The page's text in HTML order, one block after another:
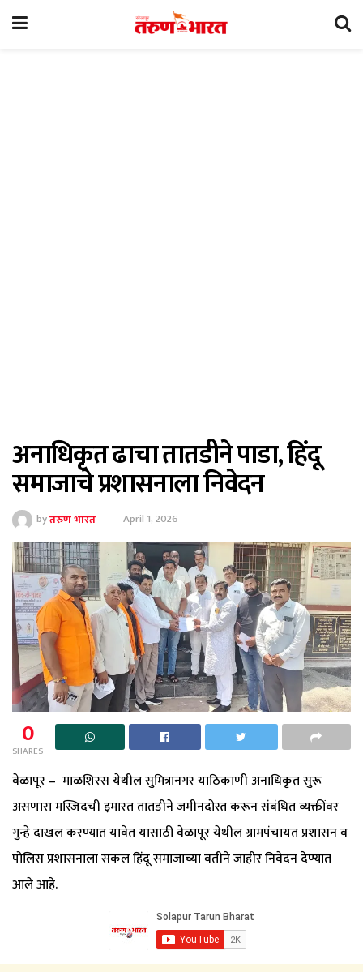
अनाधिकृत ढाचा तातडीने पाडा, हिंदू
समाजाचे प्रशासनाला निवेदन
byतरुण भारत April 1, 2026
0
SHARES
वेळापूर – माळशिरस येथील सुमित्रानगर याठिकाणी अनाधिकृत सुरू
असणारा मस्जिदची इमारत तातडीने जमीनदोस्त करून संबंधित व्यक्तींवर
गुन्हे दाखल करण्यात यावेत यासाठी वेळापूर येथील ग्रामपंचायत प्रशासन व
पोलिस प्रशासनाला सकल हिंदू समाजाच्या वतीने जाहीर निवेदन देण्यात
आले आहे.